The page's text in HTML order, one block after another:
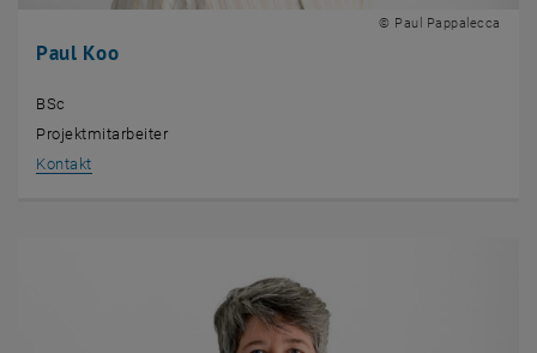
Paul Koo
© Paul Pappalecca
BSc
Projektmitarbeiter
Kontakt, öffnet eine externe URL in einem neuen Fenster